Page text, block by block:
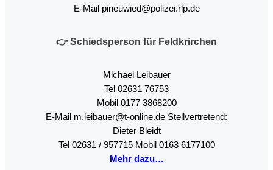
E-Mail pineuwied@polizei.rlp.de
👉 Schiedsperson für Feldkrirchen
Michael Leibauer
Tel 02631 76753
Mobil 0177 3868200
E-Mail m.leibauer@t-online.de Stellvertretend:
Dieter Bleidt
Tel 02631 / 957715 Mobil 0163 6177100
Mehr dazu…